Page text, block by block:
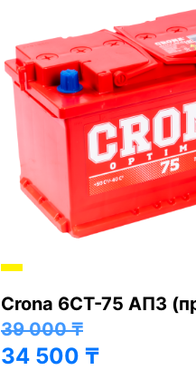
Crona 6СТ-75 АПЗ
39 000₸
34 500 ₸